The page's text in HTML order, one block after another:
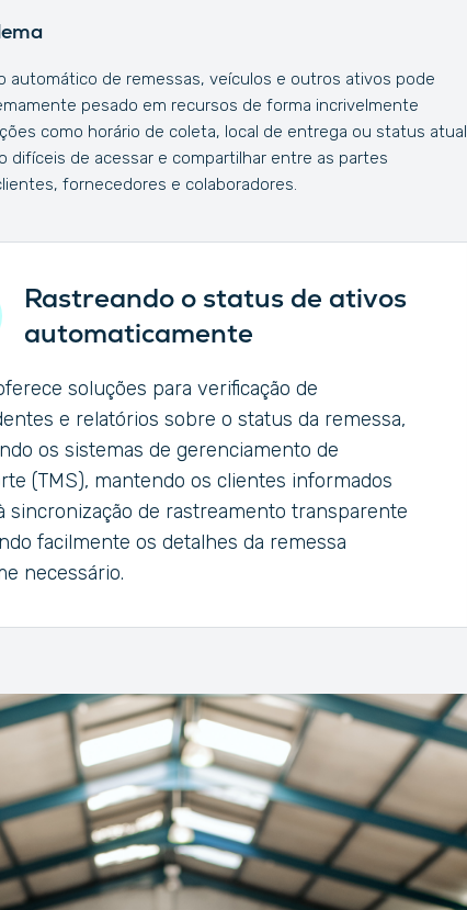
automático de remessas, veículos e outros ativos pode
pesado em recursos de forma incrivelmente
como horário de coleta, local de entrega ou status atual
difíceis de acessar e compartilhar entre as partes
fornecedores e colaboradores.
Rastreando o status de ativos
automaticamente
soluções para verificação de
e relatórios sobre o status da remessa,
os sistemas de gerenciamento de
(TMS), mantendo os clientes informados
sincronização de rastreamento transparente
facilmente os detalhes da remessa
necessário.